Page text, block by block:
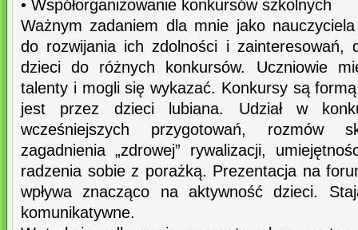
• Współorganizowanie konkursów szkolnych
Ważnym zadaniem dla mnie jako
do rozwijania ich zdolności i zainteresowań,
dzieci do różnych konkursów. Uczniowie
talenty i mogli się wykazać. Konkursy są
jest przez dzieci lubiana. Udział w
wcześniejszych przygotowań, rozmów
zagadnienia „zdrowej” rywalizacji,
radzenia sobie z porażką. Prezentacja na
wpływa znacząco na aktywność dzieci.
komunikatywne.